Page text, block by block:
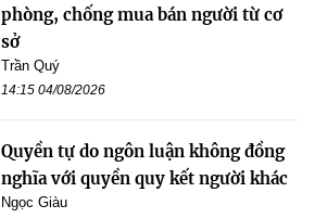
phòng, chống mua bán người từ cơ
sở
Trần Quý
14:15 04/08/2026
Quyền tự do ngôn luận không đồng
nghĩa với quyền quy kết người khác
Ngọc Giàu